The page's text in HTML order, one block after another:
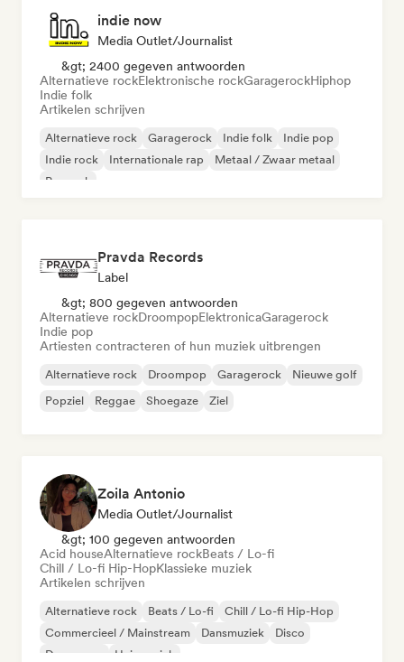
indie now
Media Outlet/Journalist
&gt; 2400 gegeven antwoorden
Alternatieve rockElektronische rockGaragerockHiphop
Indie folk
Artikelen schrijven
Alternatieve rock Garagerock Indie folk
Indie pop
Indie rock
Internationale rap
Metaal / Zwaar metaal
Poprock
Pravda Records
Label
&gt; 800 gegeven antwoorden
Alternatieve rockDroompopElektronicaGaragerock
Indie pop
Artiesten contracteren of hun muziek uitbrengen
Alternatieve rock Droompop Garagerock
Nieuwe golf
Popziel
Reggae Shoegaze Ziel
Zoila Antonio
Media Outlet/Journalist
&gt; 100 gegeven antwoorden
Acid houseAlternatieve rockBeats / Lo-fi
Chill / Lo-fi Hip-HopKlassieke muziek
Artikelen schrijven
Alternatieve rock Beats / Lo-fi
Chill / Lo-fi Hip-Hop
Commercieel / Mainstream
Dansmuziek
Disco
Droompop
Huismuziek